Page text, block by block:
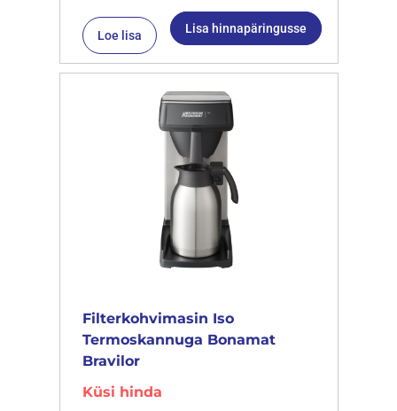
Loe lisa Lisa hinnapäringusse
Filterkohvimasin Iso
Termoskannuga Bonamat
Bravilor
Küsi hinda